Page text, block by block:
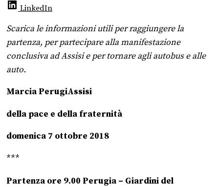
LinkedIn
Scarica le informazioni utili per raggiungere la
partenza, per partecipare alla manifestazione
conclusiva ad Assisi e per tornare agli autobus e alle
auto.
Marcia PerugiAssisi
della pace e della fraternità
domenica 7 ottobre 2018
***
Partenza ore 9.00 Perugia – Giardini del